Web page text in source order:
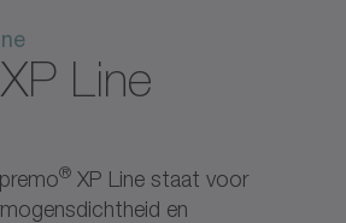
XP Line
® XP Line staat voor
en